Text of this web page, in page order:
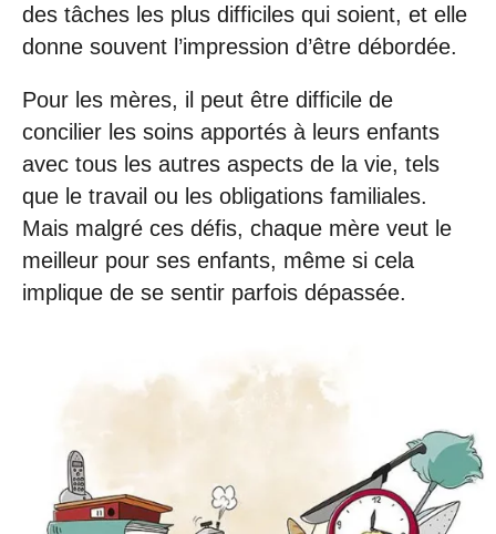
des tâches les plus difficiles qui soient, et elle
donne souvent l’impression d’être débordée.
Pour les mères, il peut être difficile de
concilier les soins apportés à leurs enfants
avec tous les autres aspects de la vie, tels
que le travail ou les obligations familiales.
Mais malgré ces défis, chaque mère veut le
meilleur pour ses enfants, même si cela
implique de se sentir parfois dépassée.